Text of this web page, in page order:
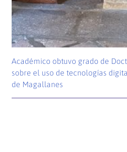
Académico obtuvo grado de
sobre el uso de tecnologías
de Magallanes